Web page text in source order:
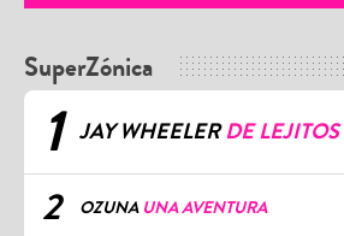
SuperZónica
1 JAY WHEELERDE LEJITOS
2 OZUNA UNA AVENTURA